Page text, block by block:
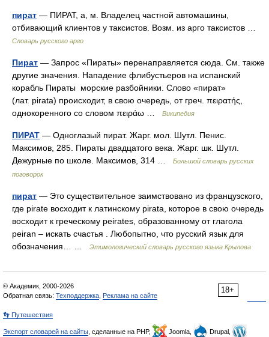
пират — ПИРАТ, а, м. Владелец частной автомашины,
отбивающий клиентов у таксистов. Возм. из арго таксистов …
Словарь русского арго
Пират — Запрос «Пираты» перенаправляется сюда. Cм. также
другие значения. Нападение флибустьеров на испанский
корабль Пираты морские разбойники. Слово «пират»
(лат. pirata) происходит, в свою очередь, от греч. πειρατής,
однокоренного со словом πειράω …
Википедия
ПИРАТ — Одноглазый пират. Жарг. мол. Шутл. Пенис.
Максимов, 285. Пираты двадцатого века. Жарг. шк. Шутл.
Дежурные по школе. Максимов, 314 …
Большой словарь русских
поговорок
пират — Это существительное заимствовано из французского,
где pirate восходит к латинскому pirata, которое в свою очередь
восходит к греческому peirates, образованному от глагола
peiran – искать счастья . Любопытно, что русский язык для
обозначения… …
Этимологический словарь русского языка Крылова
18+
© Академик, 2000-2026
Обратная связь: Техподдержка Реклама на сайте
👣 Путешествия
Экспорт словарей на сайты , сделанные на PHP, Joomla,
Drupal,